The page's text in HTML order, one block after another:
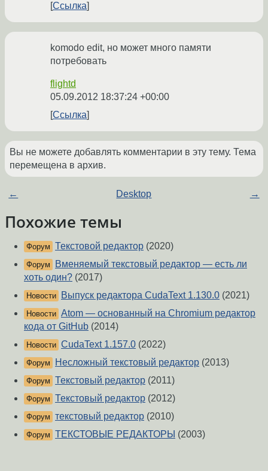
Ссылка
komodo edit, но может много памяти
потребовать
flightd
05.09.2012 18:37:24 +00:00
Ссылка
Вы не можете добавлять комментарии в эту тему. Тема
перемещена в архив.
← Desktop →
Похожие темы
Форум Текстовой редактор (2020)
Форум
Вменяемый текстовый редактор — есть ли
хоть один? (2017)
Новости Выпуск редактора CudaText 1.130.0 (2021)
Новости Atom — основанный на Chromium редактор
кода от GitHub (2014)
Новости CudaText 1.157.0 (2022)
Форум Несложный текстовый редактор (2013)
Форум Текстовый редактор (2011)
Форум Текстовый редактор (2012)
Форум текстовый редактор (2010)
Форум ТЕКСТОВЫЕ РЕДАКТОРЫ (2003)